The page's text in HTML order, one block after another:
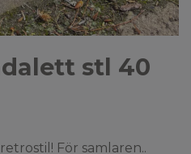
stl 40
För samlaren..